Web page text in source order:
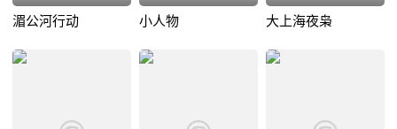
湄公河行动 小人物 大上海夜枭